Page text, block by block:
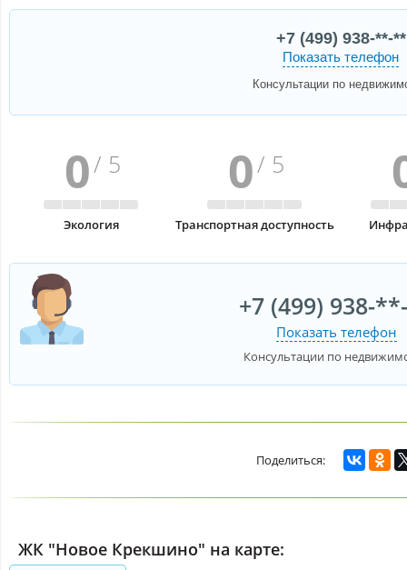
+7 (499) 938-**-**
Показать телефон
Консультации по
0/ 5
Экология
0/ 5
Транспортная доступность
+7 (499) 938-
Показать телефон
Консультации по
ЖК "Новое Крекшино" на карте: